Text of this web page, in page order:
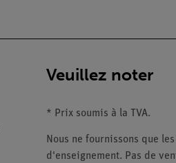
Veuillez noter
* Prix soumis à la TVA.
Nous ne fournissons que
d'enseignement. Pas de